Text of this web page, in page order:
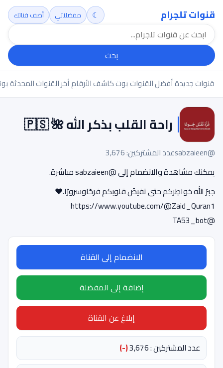
قنوات تلجرام
بحث
☾ مفضلاتي أضف قناتك
قنوات جديدةأفضل القنواتبوت كاشف الأرقامأخر القنوات المحدثة
راحة القلب بذكر الله 🌺 🇵🇸
@sabzaieen
عدد المشتركين: 3,676
يمكنك مشاهدة والانضمام إلى @sabzaieen مباشرة.
جبرَ الله خواطِركم حتى تفيضُ قلوبكم فرحًاوسرورًا.❤️
https://www.youtube.com/@Zaid_Quran1
@TA53_bot
الانضمام إلى القناة
إضافة إلى المفضلة
إبلاغ عن القناة
عدد المشتركين : 3,676
(-)